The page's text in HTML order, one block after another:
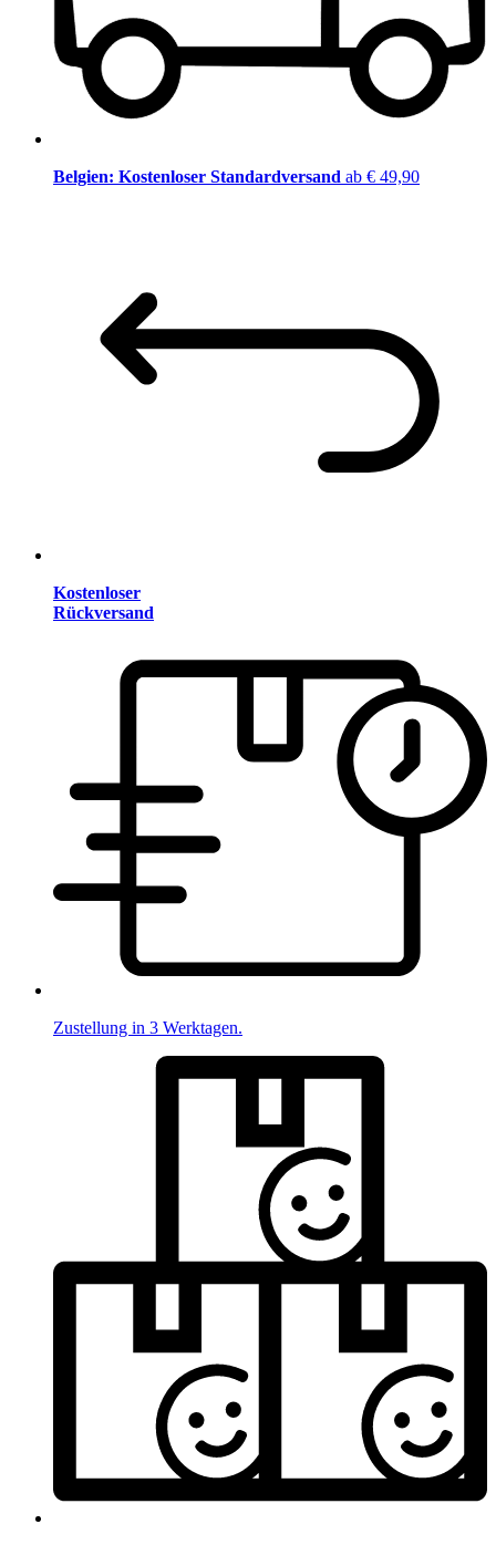
Belgien: Kostenloser Standardversand ab € 49,90
Kostenloser
Rückversand
Zustellung in 3 Werktagen.